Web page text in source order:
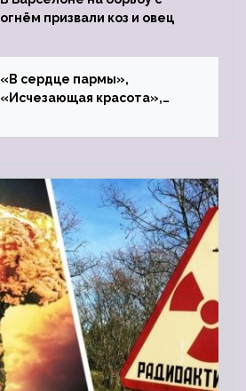
огнём призвали коз и овец
«В сердце пармы»,
«Исчезающая красота»,